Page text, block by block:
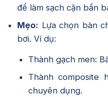
để làm sạch cặn bẩn
Mẹo: Lựa chọn bàn
bơi. Ví dụ:
Thành gạch men:
Thành composite
chuyên dụng.